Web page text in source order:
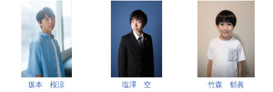
坂本 桜涼 塩澤 空 竹森 郁眞